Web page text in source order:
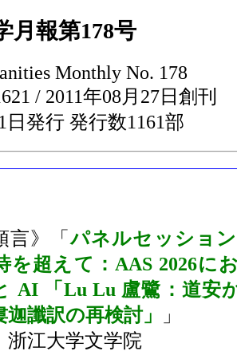
月報第178号
Monthly No. 178
/ 2011年08月27日 創刊
日 発行 発行数1161部
言》「パネルセッショ
を超えて：AAS 2026に
AI 「Lu Lu 盧鷺：道安
讖訳の再検討」
」
浙江大学文学院